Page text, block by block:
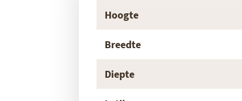
Hoogte
Breedte
Diepte